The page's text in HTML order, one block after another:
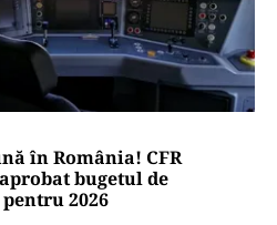
în România! CFR
bugetul de
2026